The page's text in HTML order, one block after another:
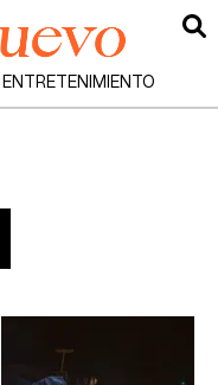
ENTRETENIMIENTO